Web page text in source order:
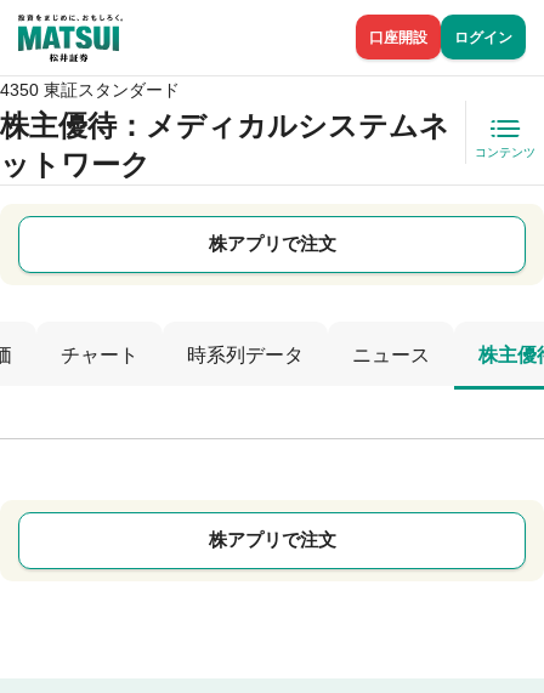
口座開設 ログイン
4350 東証スタンダード
株主優待：メディカルシステムネ
ットワーク
コンテンツ
株アプリで注文
チャート 時系列データ ニュース 株主優
株アプリで注文